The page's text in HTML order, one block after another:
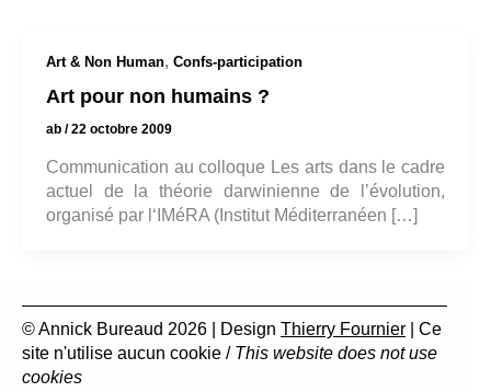
Art & Non Human, Confs-participation
Art pour non humains ?
ab /22 octobre 2009
Communication au colloque Les arts dans le cadre
actuel de la théorie darwinienne de l’évolution,
organisé par l‘IMéRA (Institut Méditerranéen […]
© Annick Bureaud 2026 | Design Thierry Fournier | Ce
site n'utilise aucun cookie / This website does not use
cookies